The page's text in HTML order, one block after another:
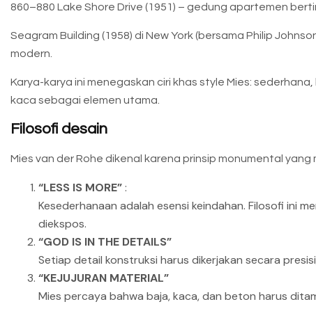
860–880 Lake Shore Drive (1951) – gedung apartemen
Seagram Building (1958) di New York (bersama Philip
modern.
Karya-karya ini menegaskan ciri khas style Mies:
kaca sebagai elemen utama.
Filosofi desain
Mies van der Rohe dikenal karena prinsip monumental
“LESS IS MORE”:
Kesederhanaan adalah esensi keindahan. Filosofi ini
diekspos.
“GOD IS IN THE DETAILS”
Setiap detail konstruksi harus dikerjakan secara
“KEJUJURAN MATERIAL”
Mies percaya bahwa baja, kaca, dan beton harus